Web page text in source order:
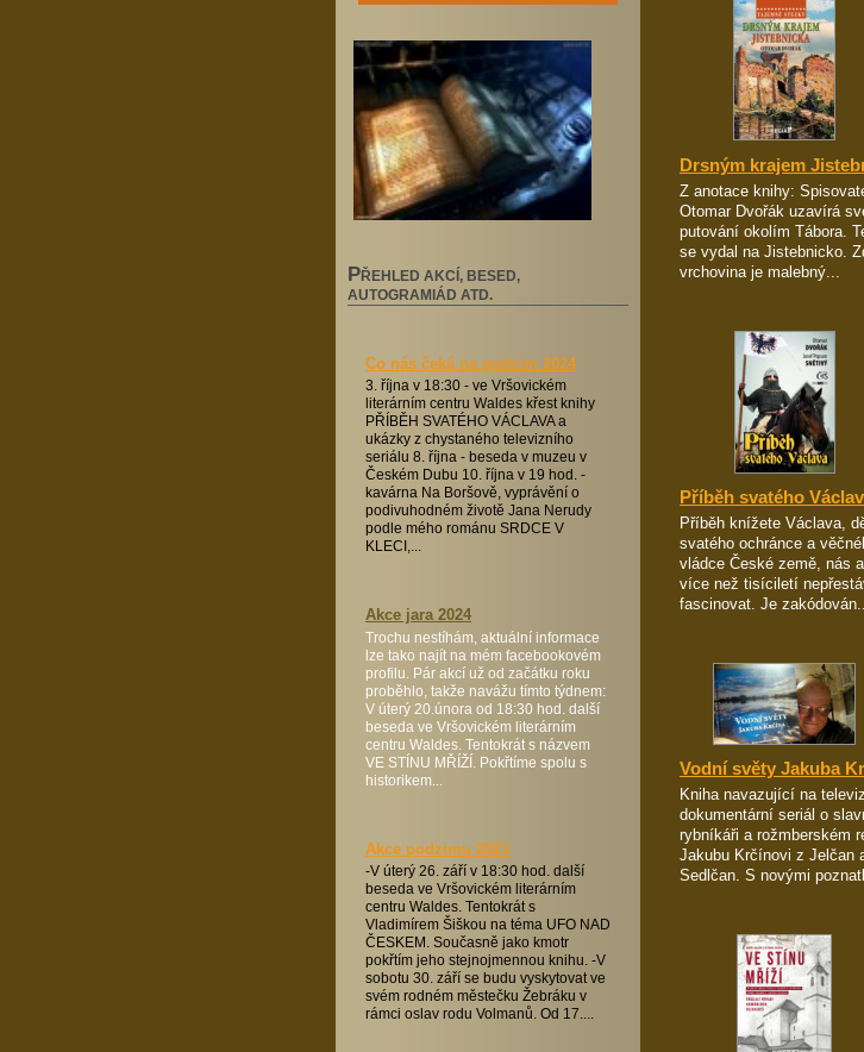
Drsným krajem
Z anotace knihy:
Otomar Dvořák uzavírá
putování okolím Tábora.
se vydal na Jistebnicko.
vrchovina je malebný...
Příběh svatého
Příběh knížete Václava,
svatého ochránce a
vládce České země, nás
více než tisíciletí
fascinovat. Je zakódován...
Vodní světy Jakuba
Kniha navazující na
dokumentární seriál o
rybníkáři a rožmberském
Jakubu Krčínovi z Jelčan
Sedlčan. S novými
PŘEHLED AKCÍ, BESED,
AUTOGRAMIÁD ATD.
Co nás čeká na podzim 2024
3. října v 18:30 - ve Vršovickém
literárním centru Waldes křest knihy
PŘÍBĚH SVATÉHO VÁCLAVA a
ukázky z chystaného televizního
seriálu 8. října - beseda v muzeu v
Českém Dubu 10. října v 19 hod. -
kavárna Na Boršově, vyprávění o
podivuhodném životě Jana Nerudy
podle mého románu SRDCE V
KLECI,...
Akce jara 2024
Trochu nestíhám, aktuální informace
lze tako najít na mém facebookovém
profilu. Pár akcí už od začátku roku
proběhlo, takže navážu tímto týdnem:
V úterý 20.února od 18:30 hod. další
beseda ve Vršovickém literárním
centru Waldes. Tentokrát s názvem
VE STÍNU MŘÍŽÍ. Pokřtíme spolu s
historikem...
Akce podzimu 2023
-V úterý 26. září v 18:30 hod. další
beseda ve Vršovickém literárním
centru Waldes. Tentokrát s
Vladimírem Šiškou na téma UFO NAD
ČESKEM. Současně jako kmotr
pokřtím jeho stejnojmennou knihu. -V
sobotu 30. září se budu vyskytovat ve
svém rodném městečku Žebráku v
rámci oslav rodu Volmanů. Od 17....